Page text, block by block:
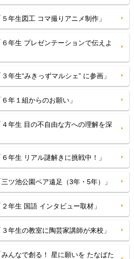
年生図工 コマ撮りアニメ制作」
年生 プレゼンテーションで伝えよ
年生“みきっずマルシェ” に参画」
年１組からのお願い」
年生 目の不自由な方への理解を深
年生 リアル謎解きに挑戦中！」
ツ池公園ペア遠足（3年・5年）」
年生 国語 インタビュー取材」
年生の教室に陶芸家講師が来校」
んなで創る！ 星に願いを たなばた